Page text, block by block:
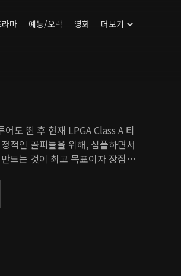
마 예능/오락 영화 더보기
도 뛴 후 현재 LPGA Class A 티
적인 골퍼들을 위해, 심플하면서
드는 것이 최고 목표이자 장점입
심 포인트만 콕콕 짚어 전달하는
기분도 좋아지게 하는 긍정의 힘을